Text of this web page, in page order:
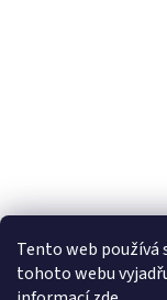
Tento web používá
tohoto webu